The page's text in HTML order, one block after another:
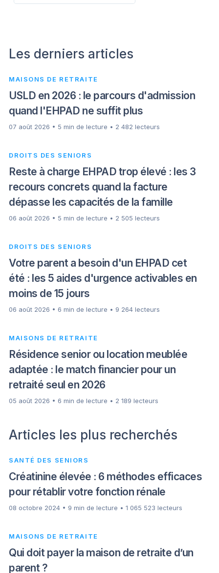
Les derniers articles
MAISONS DE RETRAITE
USLD en 2026 : le parcours d'admission
quand l'EHPAD ne suffit plus
07 août 2026 • 5 min de lecture • 2 482 lecteurs
DROITS DES SENIORS
Reste à charge EHPAD trop élevé : les 3
recours concrets quand la facture
dépasse les capacités de la famille
06 août 2026 • 5 min de lecture • 2 505 lecteurs
DROITS DES SENIORS
Votre parent a besoin d'un EHPAD cet
été : les 5 aides d'urgence activables en
moins de 15 jours
06 août 2026 • 6 min de lecture • 9 264 lecteurs
MAISONS DE RETRAITE
Résidence senior ou location meublée
adaptée : le match financier pour un
retraité seul en 2026
05 août 2026 • 6 min de lecture • 2 189 lecteurs
Articles les plus recherchés
SANTÉ DES SENIORS
Créatinine élevée : 6 méthodes efficaces
pour rétablir votre fonction rénale
08 octobre 2024 • 9 min de lecture • 1 065 523 lecteurs
MAISONS DE RETRAITE
Qui doit payer la maison de retraite d’un
parent ?